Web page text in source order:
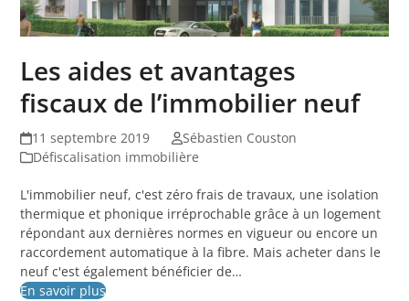
Les aides et avantages
fiscaux de l’immobilier neuf
11 septembre 2019
Sébastien Couston
Défiscalisation immobilière
L'immobilier neuf, c'est zéro frais de travaux, une isolation
thermique et phonique irréprochable grâce à un logement
répondant aux dernières normes en vigueur ou encore un
raccordement automatique à la fibre. Mais acheter dans le
neuf c'est également bénéficier de…
En savoir plus